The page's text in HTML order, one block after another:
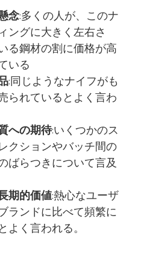
念:多くの人が、このナ
ングに大きく左右さ
る鋼材の割に価格が高
いる
:同じようなナイフがも
られているとよく言わ
への期待:いくつかのス
クションやバッチ間の
ばらつきについて言及
期的価値:熱心なユーザ
ランドに比べて頻繁に
よく言われる。